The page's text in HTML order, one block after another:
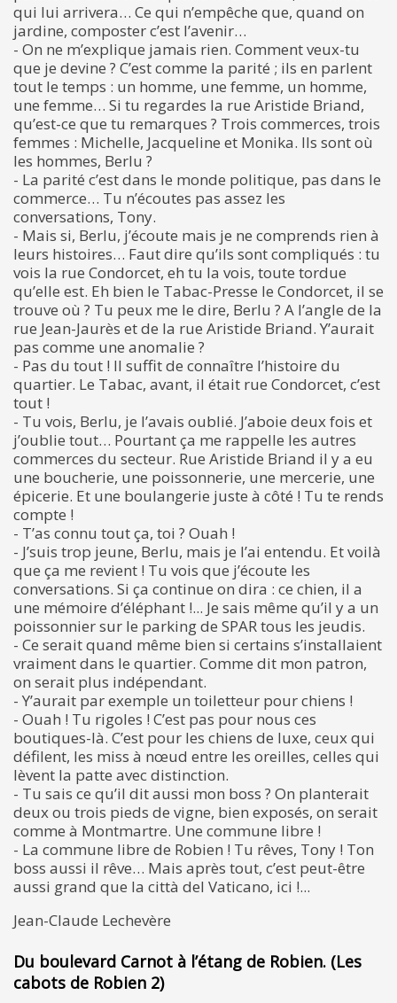
qui lui arrivera… Ce qui n’empêche que, quand on
jardine, composter c’est l’avenir…
- On ne m’explique jamais rien. Comment veux-tu
que je devine ? C’est comme la parité ; ils en parlent
tout le temps : un homme, une femme, un homme,
une femme… Si tu regardes la rue Aristide Briand,
qu’est-ce que tu remarques ? Trois commerces, trois
femmes : Michelle, Jacqueline et Monika. Ils sont où
les hommes, Berlu ?
- La parité c’est dans le monde politique, pas dans le
commerce… Tu n’écoutes pas assez les
conversations, Tony.
- Mais si, Berlu, j’écoute mais je ne comprends rien à
leurs histoires… Faut dire qu’ils sont compliqués : tu
vois la rue Condorcet, eh tu la vois, toute tordue
qu’elle est. Eh bien le Tabac-Presse le Condorcet, il se
trouve où ? Tu peux me le dire, Berlu ? A l’angle de la
rue Jean-Jaurès et de la rue Aristide Briand. Y’aurait
pas comme une anomalie ?
- Pas du tout ! Il suffit de connaître l’histoire du
quartier. Le Tabac, avant, il était rue Condorcet, c’est
tout !
- Tu vois, Berlu, je l’avais oublié. J’aboie deux fois et
j’oublie tout… Pourtant ça me rappelle les autres
commerces du secteur. Rue Aristide Briand il y a eu
une boucherie, une poissonnerie, une mercerie, une
épicerie. Et une boulangerie juste à côté ! Tu te rends
compte !
- T’as connu tout ça, toi ? Ouah !
- J’suis trop jeune, Berlu, mais je l’ai entendu. Et voilà
que ça me revient ! Tu vois que j’écoute les
conversations. Si ça continue on dira : ce chien, il a
une mémoire d’éléphant !... Je sais même qu’il y a un
poissonnier sur le parking de SPAR tous les jeudis.
- Ce serait quand même bien si certains s’installaient
vraiment dans le quartier. Comme dit mon patron,
on serait plus indépendant.
- Y’aurait par exemple un toiletteur pour chiens !
- Ouah ! Tu rigoles ! C’est pas pour nous ces
boutiques-là. C’est pour les chiens de luxe, ceux qui
défilent, les miss à nœud entre les oreilles, celles qui
lèvent la patte avec distinction.
- Tu sais ce qu’il dit aussi mon boss ? On planterait
deux ou trois pieds de vigne, bien exposés, on serait
comme à Montmartre. Une commune libre !
- La commune libre de Robien ! Tu rêves, Tony ! Ton
boss aussi il rêve… Mais après tout, c’est peut-être
aussi grand que la città del Vaticano, ici !...
Jean-Claude Lechevère
Du boulevard Carnot à l’étang de Robien. (Les
cabots de Robien 2)